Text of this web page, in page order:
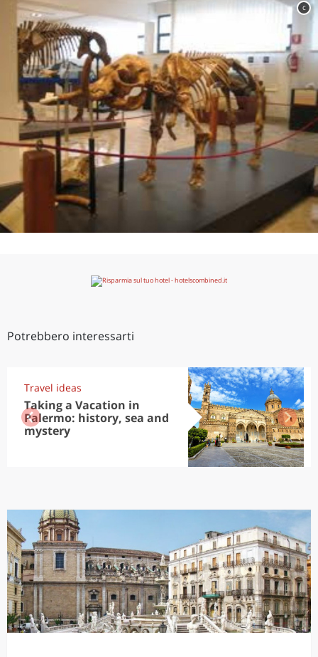
c
Potrebbero interessarti
Travel ideas
Taking a Vacation in
Palermo: history, sea and
mystery